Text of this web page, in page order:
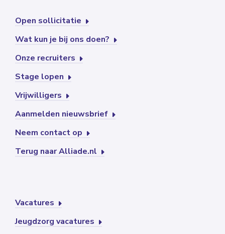
Open sollicitatie
Wat kun je bij ons doen?
Onze recruiters
Stage lopen
Vrijwilligers
Aanmelden nieuwsbrief
Neem contact op
Terug naar Alliade.nl
Vacatures
Jeugdzorg vacatures